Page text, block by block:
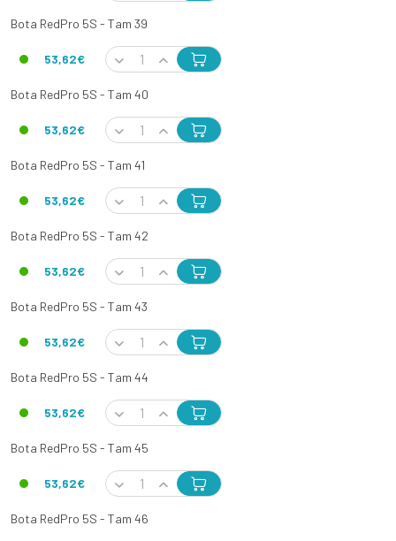
Bota RedPro 5S - Tam 39
53,62€
Bota RedPro 5S - Tam 40
53,62€
Bota RedPro 5S - Tam 41
53,62€
Bota RedPro 5S - Tam 42
53,62€
Bota RedPro 5S - Tam 43
53,62€
Bota RedPro 5S - Tam 44
53,62€
Bota RedPro 5S - Tam 45
53,62€
Bota RedPro 5S - Tam 46